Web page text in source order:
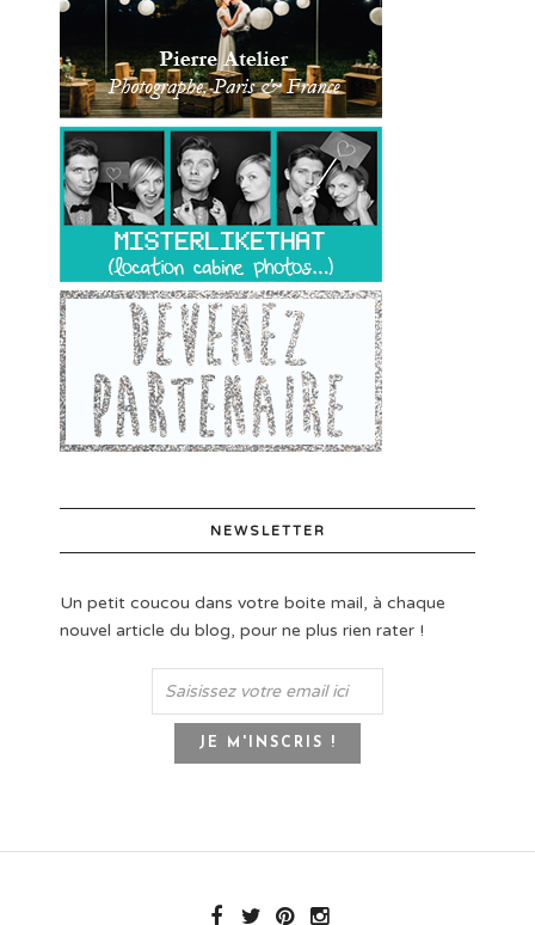
NEWSLETTER
Un petit coucou dans votre boite mail, à chaque
nouvel article du blog, pour ne plus rien rater !